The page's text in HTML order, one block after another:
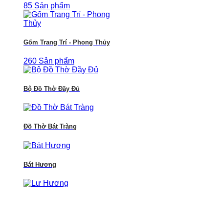
85 Sản phẩm
Gốm Trang Trí - Phong Thủy
260 Sản phẩm
Bộ Đồ Thờ Đầy Đủ
Đồ Thờ Bát Tràng
Bát Hương